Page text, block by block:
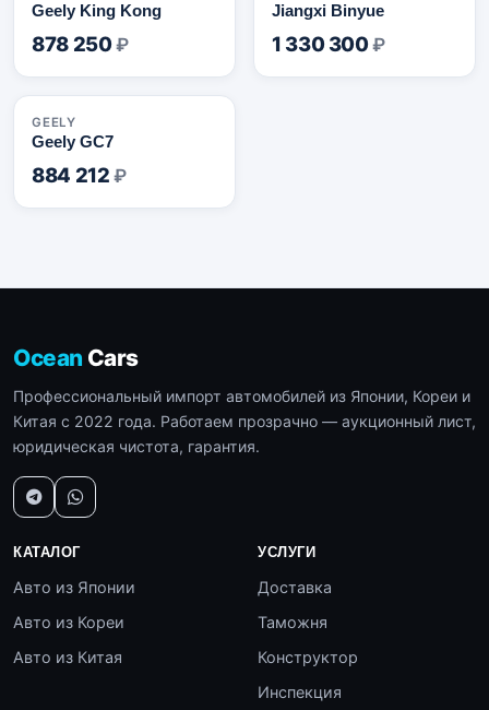
Geely King Kong
878 250₽
Jiangxi Binyue
1 330 300₽
🇨🇳
GEELY
Geely GC7
884 212₽
Ocean Cars
Профессиональный импорт автомобилей из Японии, Кореи и
Китая с 2022 года. Работаем прозрачно — аукционный лист,
юридическая чистота, гарантия.
КАТАЛОГ
Авто из Японии
Авто из Кореи
Авто из Китая
УСЛУГИ
Доставка
Таможня
Конструктор
Инспекция